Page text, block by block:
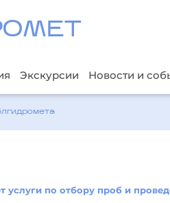
Экскурсии Новости и
услуги по отбору проб и